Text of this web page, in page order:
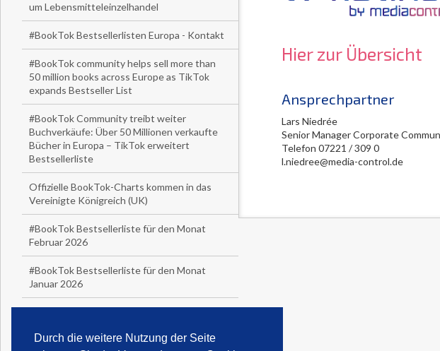
Durch die weitere Nutzung der Seite
um Lebensmitteleinzelhandel
#BookTok Bestsellerlisten Europa - Kontakt
#BookTok community helps sell more than
50 million books across Europe as TikTok
expands Bestseller List
#BookTok Community treibt weiter
Buchverkäufe: Über 50 Millionen verkaufte
Bücher in Europa – TikTok erweitert
Bestsellerliste
Offizielle BookTok-Charts kommen in das
Vereinigte Königreich (UK)
#BookTok Bestsellerliste für den Monat
Februar 2026
#BookTok Bestsellerliste für den Monat
Januar 2026
Hier zur Übersicht
Ansprechpartner
Lars Niedrée
Senior Manager Corporate
Telefon 07221 / 309 0
l.niedree@media-control.de